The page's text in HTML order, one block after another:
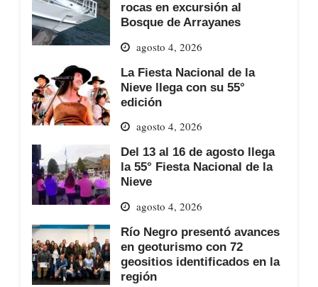
rocas en excursión al
Bosque de Arrayanes
agosto 4, 2026
La Fiesta Nacional de la
Nieve llega con su 55°
edición
agosto 4, 2026
Del 13 al 16 de agosto llega
la 55° Fiesta Nacional de la
Nieve
agosto 4, 2026
Río Negro presentó avances
en geoturismo con 72
geositios identificados en la
región